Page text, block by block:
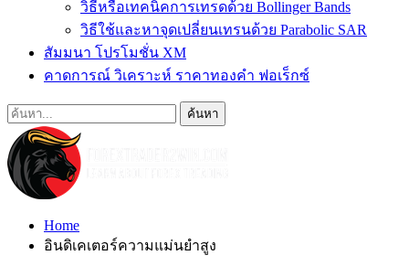
วิธีหรือเทคนิคการเทรดด้วย Bollinger Bands
วิธีใช้และหาจุดเปลี่ยนเทรนด้วย Parabolic SAR
สัมมนา โปรโมชั่น XM
คาดการณ์ วิเคราะห์ ราคาทองคำ ฟอเร็กซ์
Home
อินดิเคเตอร์ความแม่นยำสูง